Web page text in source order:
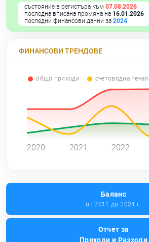
състояние в регистъра към 07.08.2026
последна вписана промяна на 16.01.2026
последни финансови данни за 2024
ФИНАНСОВИ ТРЕНДОВЕ
общо приходи счетоводна
2020 2021 2022
Баланс
от 2011 до 2024 г.
Отчет за
Приходи и Разходи